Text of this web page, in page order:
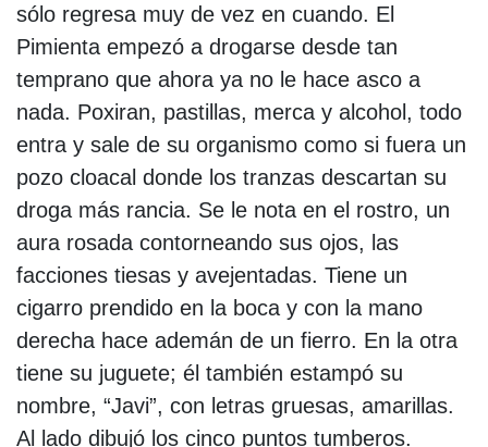
sólo regresa muy de vez en cuando. El
Pimienta empezó a drogarse desde tan
temprano que ahora ya no le hace asco a
nada. Poxiran, pastillas, merca y alcohol, todo
entra y sale de su organismo como si fuera un
pozo cloacal donde los tranzas descartan su
droga más rancia. Se le nota en el rostro, un
aura rosada contorneando sus ojos, las
facciones tiesas y avejentadas. Tiene un
cigarro prendido en la boca y con la mano
derecha hace ademán de un fierro. En la otra
tiene su juguete; él también estampó su
nombre, “Javi”, con letras gruesas, amarillas.
Al lado dibujó los cinco puntos tumberos.